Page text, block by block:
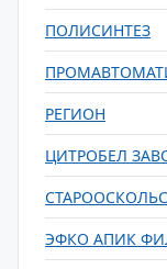
ПОЛИСИНТЕЗ
РЕГИОН
ЦИТРОБЕЛ
ЭФКО АПИК